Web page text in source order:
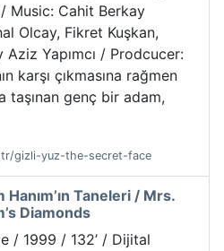
Music: Cahit Berkay
Olcay, Fikret Kuşkan,
Aziz Yapımcı / Prodcucer:
karşı çıkmasına rağmen
taşınan genç bir adam,
gizli-yuz-the-secret-face
Hanım’ın Taneleri / Mrs.
Diamonds
/ 1999 / 132’ / Dijital